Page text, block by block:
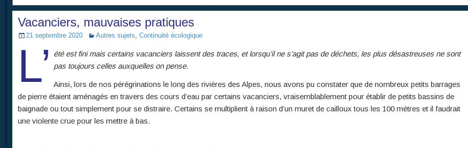
Vacanciers, mauvaises pratiques
21 septembre 2020 Autres sujets, Continuité écologique
L’
été est fini mais certains vacanciers laissent des traces, et lorsqu’il ne s’agit pas de déchets, les plus désastreuses ne sont
pas toujours celles auxquelles on pense.
Ainsi, lors de nos pérégrinations le long des rivières des Alpes, nous avons pu constater que de nombreux petits barrages
de pierre étaient aménagés en travers des cours d’eau par certains vacanciers, vraisemblablement pour établir de petits bassins de
baignade ou tout simplement pour se distraire. Certains se multiplient à raison d’un muret de cailloux tous les 100 mètres et il faudrait
une violente crue pour les mettre à bas.